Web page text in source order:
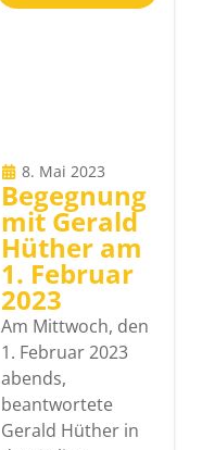
8. Mai 2023
Begegnung
mit Gerald
Hüther am
1. Februar
2023
Am Mittwoch, den
1. Februar 2023
abends,
beantwortete
Gerald Hüther in